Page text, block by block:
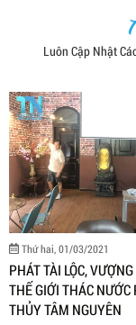
tư vấn nhiệt tình
Luôn Cập Nhật
01/03/2021
LỘC, VƯỢNG KHÍ
THÁC NƯỚC PHONG
NGUYÊN